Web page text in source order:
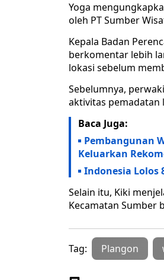
Yoga
oleh PT Sumber
Kepala Badan
berkomentar lebih
lokasi sebelum
Sebelumnya,
aktivitas pemadatan
Baca Juga:
Pembangunan
Keluarkan
Indonesia Lolos
Selain itu, Kiki
Kecamatan Sumber
Tag: Plangon